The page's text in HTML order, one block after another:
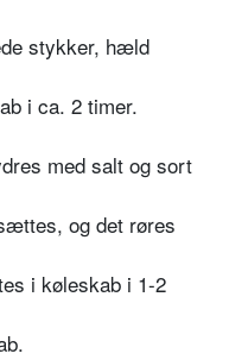
stykker, hæld
i ca. 2 timer.
med salt og sort
og det røres
i køleskab i 1-2